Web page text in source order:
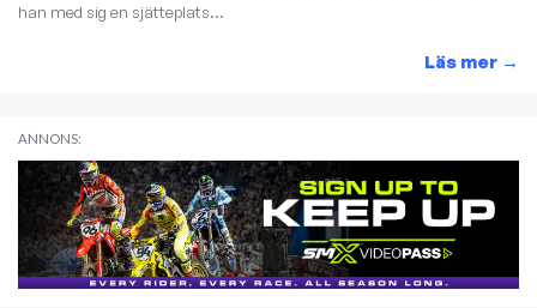
han med sig en sjätteplats...
Läs mer →
ANNONS: